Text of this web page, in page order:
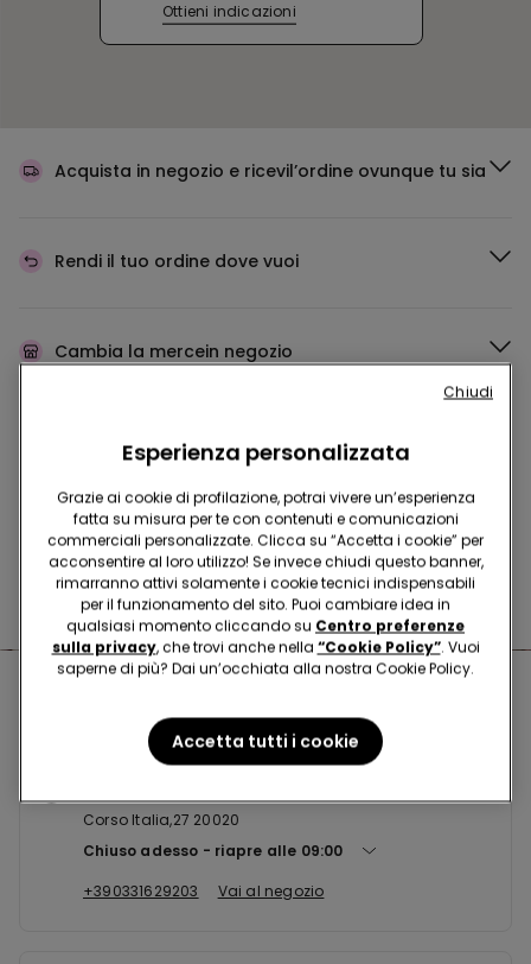
Ottieni indicazioni
Acquista in negozio e ricevil’ordine ovunque tu sia
Rendi il tuo ordine dove vuoi
Cambia la mercein negozio
Programma FedeltàTEZENIS TALENT
Hai domande sulle misure di sicurezza nei nostri store?
Leggi le nostre FAQ
Corso Italia,27 20020
Chiuso adesso
riapre alle 09:00
+390331629203
Vai al negozio
Esperienza personalizzata
Grazie ai cookie di profilazione, potrai vivere un’esperienza
fatta su misura per te con contenuti e comunicazioni
commerciali personalizzate. Clicca su “Accetta i cookie” per
acconsentire al loro utilizzo! Se invece chiudi questo banner,
rimarranno attivi solamente i cookie tecnici indispensabili
per il funzionamento del sito. Puoi cambiare idea in
qualsiasi momento cliccando su Centro preferenze
sulla privacy, che trovi anche nella “Cookie Policy”. Vuoi
saperne di più? Dai un’occhiata alla nostra Cookie Policy.
Accetta tutti i cookie
Chiudi